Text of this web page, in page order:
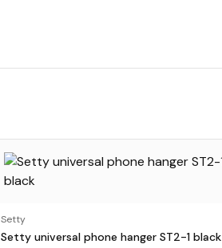
Setty
Setty universal phone hanger ST2-1 black